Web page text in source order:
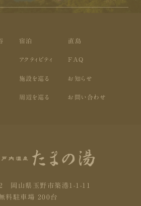
宿泊
アクティビティ
施設を巡る
周辺を巡る
直島
FAQ
お知らせ
お問い合わせ
岡山県玉野市築港1-1-11
料駐車場 200台